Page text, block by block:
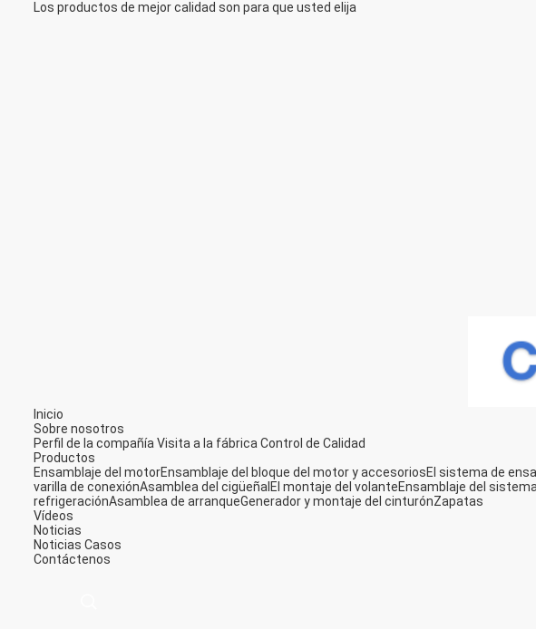
Los productos de mejor calidad son para que usted elija
Inicio
Sobre nosotros
Perfil de la compañía Visita a la fábrica Control de Calidad
Productos
Ensamblaje del motorEnsamblaje del bloque del motor y accesoriosEl sistema de
varilla de conexiónAsamblea del cigüeñal El montaje del volanteEnsamblaje del
refrigeraciónAsamblea de arranqueGenerador y montaje del cinturónZapatas
Vídeos
Noticias
Noticias Casos
Contáctenos